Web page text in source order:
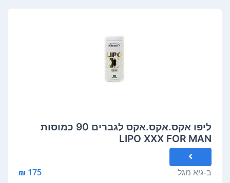
ליפו אקס.אקס.אקס לגברים 90 כמוסות
LIPO XXX FOR MAN
ב-גיא מגל 175 ₪